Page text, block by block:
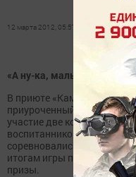
12 марта 2012, 05:57
«А ну-ка, мальчики!»
В приюте «Камские зори»
приуроченный к Дню
участие две команды
воспитанников и
соревновались в
итогам игры победила
призы.